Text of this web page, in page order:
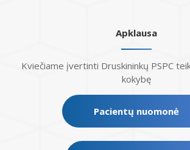
Apklausa
Kviečiame įvertinti Druskininkų PSPC
kokybę
Pacientų nuomonė